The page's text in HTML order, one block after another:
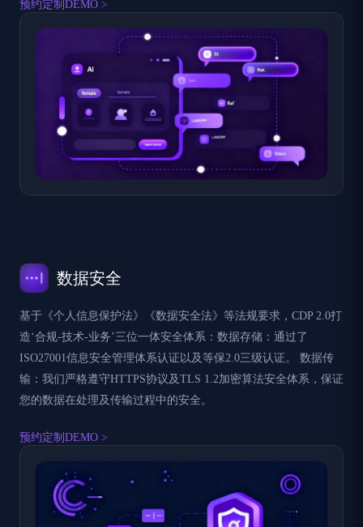
预约定制DEMO >
数据安全
基于《个人信息保护法》《数据安全法》等法规要求，CDP 2.0打
造‘合规-技术-业务’三位一体安全体系：​数据存储：通过了
ISO27001信息安全管理体系认证以及等保2.0三级认证。 数据传
输：我们严格遵守HTTPS协议及TLS 1.2加密算法安全体系，保证
您的数据在处理及传输过程中的安全。
预约定制DEMO >